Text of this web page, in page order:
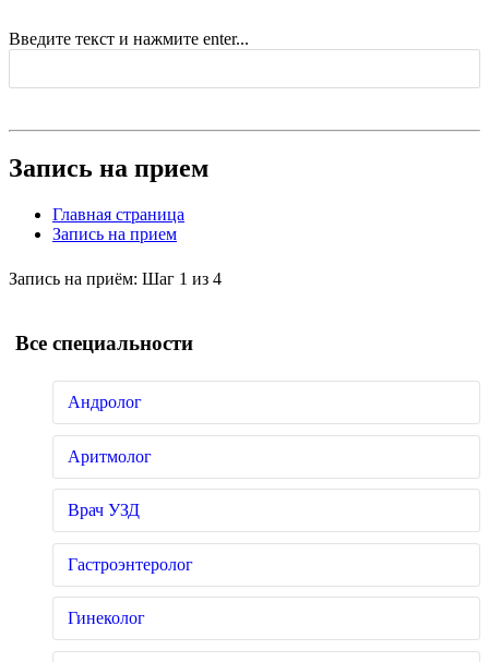
Введите текст и нажмите enter...
Запись на прием
Главная страница
Запись на прием
Запись на приём: Шаг 1 из 4
Все специальности
Андролог
Аритмолог
Врач УЗД
Гастроэнтеролог
Гинеколог